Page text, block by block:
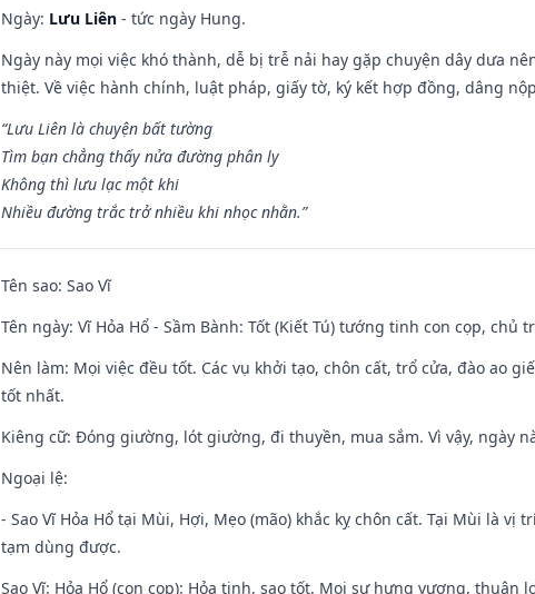
Ngày: Lưu Liên - tức ngày Hung.
Ngày này mọi việc khó thành, dễ bị trễ nải hay gặp chuyện dây dưa
thiệt. Về việc hành chính, luật pháp, giấy tờ, ký kết hợp đồng, dâng
“Lưu Liên là chuyện bất tường
Tìm bạn chẳng thấy nửa đường phân ly
Không thì lưu lạc một khi
Nhiều đường trắc trở nhiều khi nhọc nhằn.”
Tên sao: Sao Vĩ
Tên ngày: Vĩ Hỏa Hổ - Sầm Bành: Tốt (Kiết Tú) tướng tinh con cọp, chủ
Nên làm: Mọi việc đều tốt. Các vụ khởi tạo, chôn cất, trổ cửa, đào ao
tốt nhất.
Kiêng cữ: Đóng giường, lót giường, đi thuyền, mua sắm. Vì vậy, ngày
Ngoại lệ:
- Sao Vĩ Hỏa Hổ tại Mùi, Hợi, Mẹo (mão) khắc kỵ chôn cất. Tại Mùi là vị
tạm dùng được.
Sao Vĩ: Hỏa Hổ (con cọp): Hỏa tinh, sao tốt. Mọi sự hưng vượng, thuận